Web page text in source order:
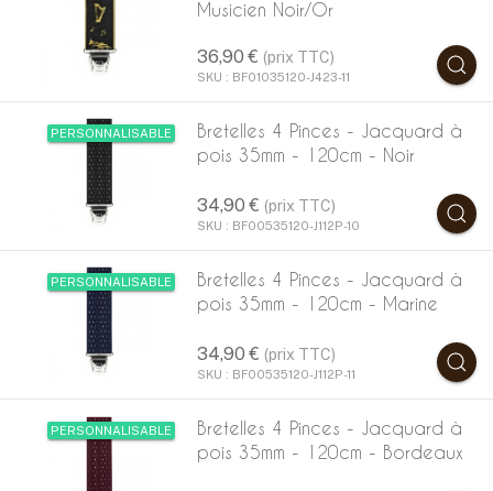
Musicien Noir/Or
36,90 € (prix TTC)
SKU : BF01035120-J423-11
PERSONNALISABLE
Bretelles 4 Pinces - Jacquard à
pois 35mm - 120cm - Noir
34,90 € (prix TTC)
SKU : BF00535120-J112P-10
PERSONNALISABLE
Bretelles 4 Pinces - Jacquard à
pois 35mm - 120cm - Marine
34,90 € (prix TTC)
SKU : BF00535120-J112P-11
PERSONNALISABLE
Bretelles 4 Pinces - Jacquard à
pois 35mm - 120cm - Bordeaux